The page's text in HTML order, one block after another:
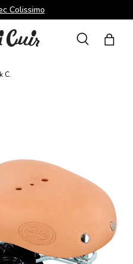
Colissimo
Recherche
C.